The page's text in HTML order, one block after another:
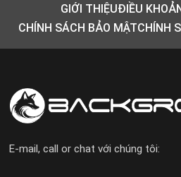
GIỚI THIỆUĐIỀU
CHÍNH SÁCH BẢO MẬTCHÍNH
E-mail, call or chat với chúng tôi: